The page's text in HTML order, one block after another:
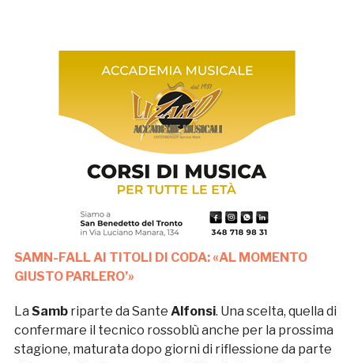
SAMN-FALL AI TITOLI DI CODA: «AL MOMENTO
GIUSTO PARLERO’»
La Sambriparte da Sante Alfonsi. Una scelta, quella di
confermare il tecnico rossoblù anche per la prossima
stagione, maturata dopo giorni di riflessione da parte